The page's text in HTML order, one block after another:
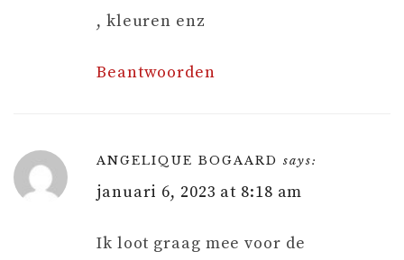
, kleuren enz
Beantwoorden
ANGELIQUE BOGAARD says:
januari 6, 2023 at 8:18 am
Ik loot graag mee voor de